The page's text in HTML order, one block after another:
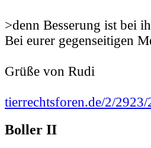
>denn Besserung ist bei
Bei eurer gegenseitigen
Grüße von Rudi
tierrechtsforen.de/2/2923/
Boller II